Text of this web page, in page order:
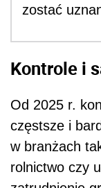
zostać
Kontrole i
Od 2025 r.
częstsze i
w branżach
rolnictwo czy